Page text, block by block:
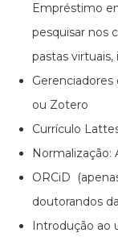
Empréstimo
pesquisar nos
pastas
ou Zotero
Currículo
Normalização:
ORCiD
doutorandos
Introdução ao